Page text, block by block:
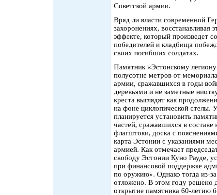
Советской армии.
Вряд ли власти современной
захоронениях,
эффекте, который произведет
победителей и кладбища
своих погибших солдатах.
Памятник «Эстонскому
полусотне метров от
армии, сражавшихся в годы
деревьями и не заметные
креста выглядят как
на фоне циклопической стелы.
планируется установить
частей, сражавшихся в составе
флагштоки, доска с
карта Эстонии с указаниями
армией. Как отмечает
свободу Эстонии Куно Рауде,
при финансовой поддержке
по оружию». Однако тогда из-
отложено. В этом году решено
открытие памятника 60-летию